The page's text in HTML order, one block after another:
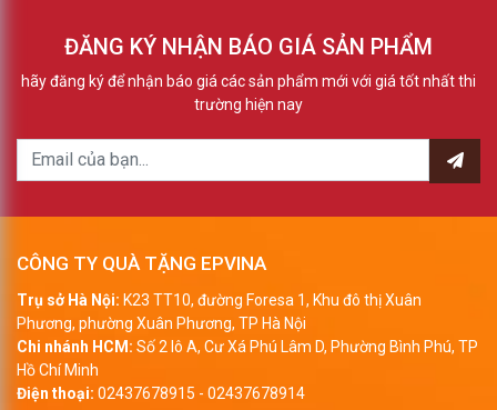
ĐĂNG KÝ NHẬN BÁO GIÁ SẢN PHẨM
hãy đăng ký để nhận báo giá các sản phẩm mới với giá tốt nhất thi
trường hiện nay
CÔNG TY QUÀ TẶNG EPVINA
Trụ sở Hà Nội: K23 TT10, đường Foresa 1, Khu đô thị Xuân
Phương, phường Xuân Phương, TP Hà Nội
Chi nhánh HCM: Số 2 lô A, Cư Xá Phú Lâm D, Phường Bình Phú, TP
Hồ Chí Minh
Điện thoại: 02437678915 - 02437678914